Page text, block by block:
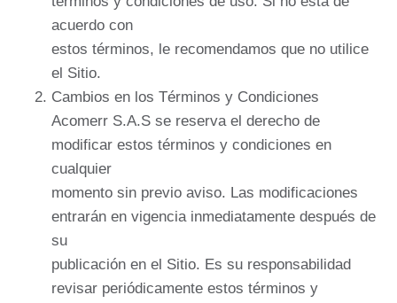
acuerdo con
estos términos, le recomendamos que no utilice
el Sitio.
Cambios en los Términos y Condiciones
Acomerr S.A.S se reserva el derecho de
modificar estos términos y condiciones en
cualquier
momento sin previo aviso. Las modificaciones
entrarán en vigencia inmediatamente después de
su
publicación en el Sitio. Es su responsabilidad
revisar periódicamente estos términos y